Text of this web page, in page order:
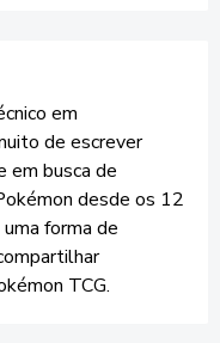
em
de escrever
em busca de
desde os 12
forma de
TCG.